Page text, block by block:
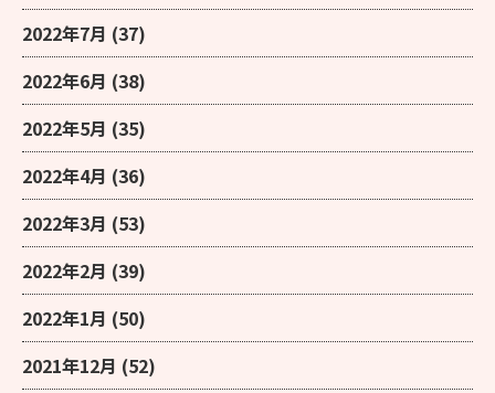
2022年7月 (37)
2022年6月 (38)
2022年5月 (35)
2022年4月 (36)
2022年3月 (53)
2022年2月 (39)
2022年1月 (50)
2021年12月 (52)